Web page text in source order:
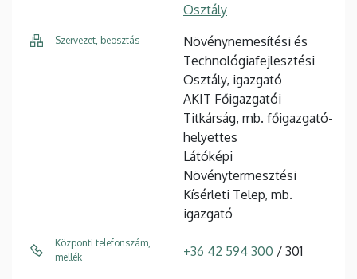
Osztály
Szervezet, beosztás
Növénynemesítési és
Technológiafejlesztési
Osztály, igazgató
AKIT Főigazgatói
Titkárság, mb. főigazgató-
helyettes
Látóképi
Növénytermesztési
Kísérleti Telep, mb.
igazgató
Központi telefonszám,
mellék
+36 42 594 300 / 301